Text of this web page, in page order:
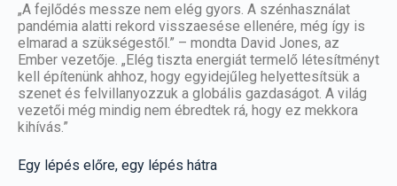
„A fejlődés messze nem elég gyors. A szénhasználat
pandémia alatti rekord visszaesése ellenére, még így is
elmarad a szükségestől.” – mondta David Jones, az
Ember vezetője. „Elég tiszta energiát termelő létesítményt
kell építenünk ahhoz, hogy egyidejűleg helyettesítsük a
szenet és felvillanyozzuk a globális gazdaságot. A világ
vezetői még mindig nem ébredtek rá, hogy ez mekkora
kihívás.”
Egy lépés előre, egy lépés hátra